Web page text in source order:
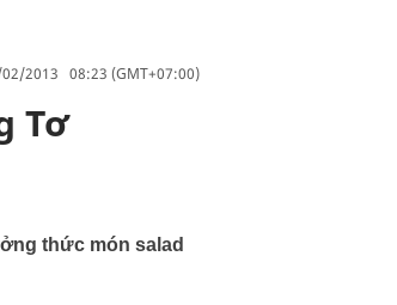
2013 08:23 (GMT+07:00)
Tơ
thức món salad